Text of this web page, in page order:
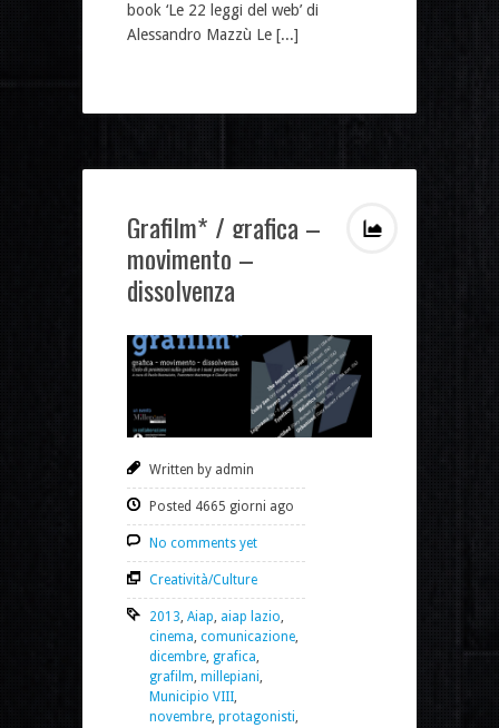
book ‘Le 22 leggi del web’ di
Alessandro Mazzù Le [...]
Grafilm* / grafica –
movimento –
dissolvenza
Written by admin
Posted 4665 giorni ago
No comments yet
Creatività/Culture
2013, Aiap, aiap lazio,
cinema, comunicazione,
dicembre, grafica,
grafilm, millepiani,
Municipio VIII,
novembre, protagonisti,